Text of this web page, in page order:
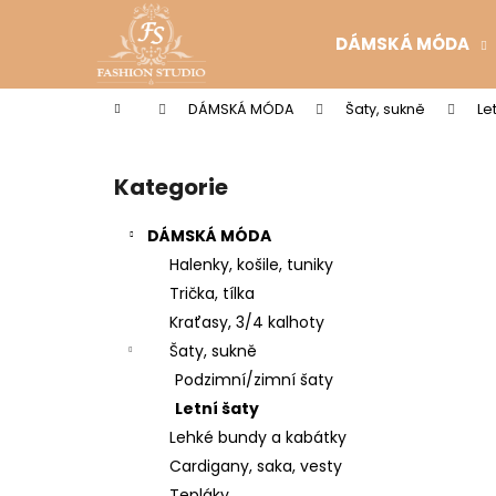
DÁMSKÁ MÓDA
Domů DÁMSKÁ MÓDA Šaty, sukně
Přeskočit
kategorie
Kategorie
DÁMSKÁ MÓDA
Halenky, košile, tuniky
Trička, tílka
Kraťasy, 3/4 kalhoty
Šaty, sukně
Podzimní/zimní šaty
Letní šaty
Lehké bundy a kabátky
Cardigany, saka, vesty
í
Zpět
do
Zpět
do